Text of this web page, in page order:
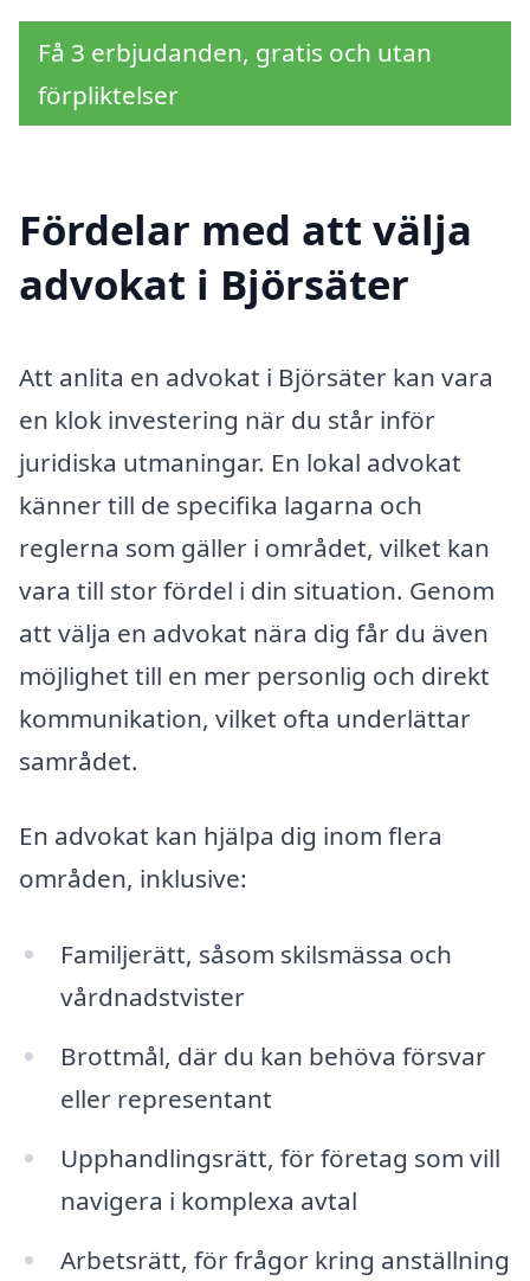
Få 3 erbjudanden, gratis och utan
förpliktelser
Fördelar med att välja
advokat i Björsäter
Att anlita en advokat i Björsäter kan vara
en klok investering när du står inför
juridiska utmaningar. En lokal advokat
känner till de specifika lagarna och
reglerna som gäller i området, vilket kan
vara till stor fördel i din situation. Genom
att välja en advokat nära dig får du även
möjlighet till en mer personlig och direkt
kommunikation, vilket ofta underlättar
samrådet.
En advokat kan hjälpa dig inom flera
områden, inklusive:
Familjerätt, såsom skilsmässa och
vårdnadstvister
Brottmål, där du kan behöva försvar
eller representant
Upphandlingsrätt, för företag som vill
navigera i komplexa avtal
Arbetsrätt, för frågor kring anställning